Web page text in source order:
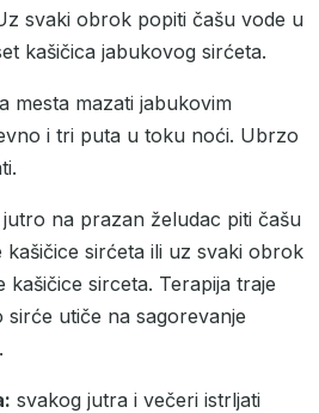
svaki obrok popiti čašu vode u
kašičica jabukovog sirćeta.
mesta mazati jabukovim
i tri puta u toku noći. Ubrzo
na prazan želudac piti čašu
kašičice sirćeta ili uz svaki obrok
kašičice sirceta. Terapija traje
utiče na sagorevanje
svakog jutra i večeri istrljati